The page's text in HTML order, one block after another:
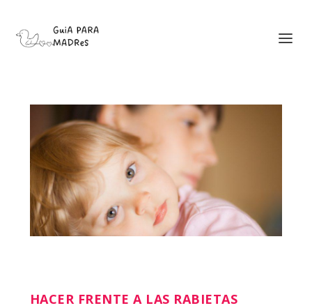
HACER FRENTE A LAS RABIETAS